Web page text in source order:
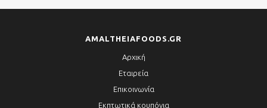
AMALTHEIAFOODS.GR
Αρχική
Εταιρεία
Επικοινωνία
Εκπτωτικά κουπόνια